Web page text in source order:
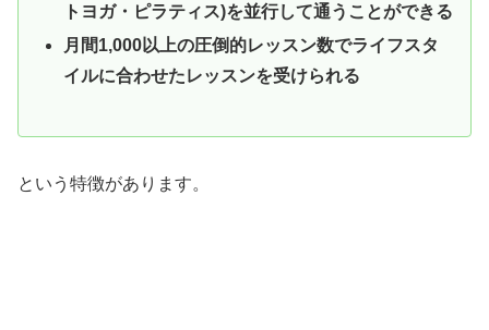
トヨガ・ピラティス)を並行して通うことができる
月間1,000以上の圧倒的レッスン数でライフスタ
イルに合わせたレッスンを受けられる
という特徴があります。